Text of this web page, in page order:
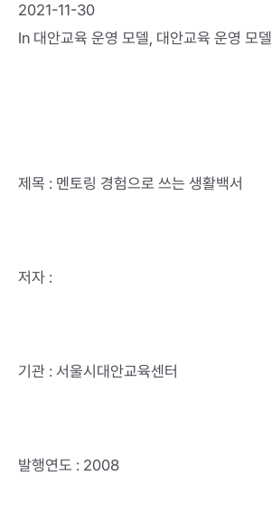
2021-11-30
In 대안교육 운영 모델, 대안교육 운영 모델
제목 : 멘토링 경험으로 쓰는 생활백서
저자 :
기관 : 서울시대안교육센터
발행연도 : 2008